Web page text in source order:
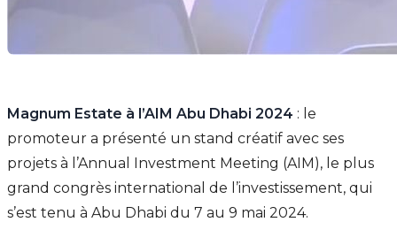
Magnum Estate à l’AIM Abu Dhabi 2024 : le
promoteur a présenté un stand créatif avec ses
projets à l’Annual Investment Meeting (AIM), le plus
grand congrès international de l’investissement, qui
s’est tenu à Abu Dhabi du 7 au 9 mai 2024.